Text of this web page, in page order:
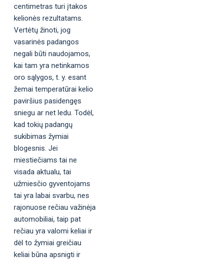
centimetras turi įtakos
kelionės rezultatams.
Vertėtų žinoti, jog
vasarinės padangos
negali būti naudojamos,
kai tam yra netinkamos
oro sąlygos, t. y. esant
žemai temperatūrai kelio
paviršius pasidengęs
sniegu ar net ledu. Todėl,
kad tokių padangų
sukibimas žymiai
blogesnis. Jei
miestiečiams tai ne
visada aktualu, tai
užmiesčio gyventojams
tai yra labai svarbu, nes
rajonuose rečiau važinėja
automobiliai, taip pat
rečiau yra valomi keliai ir
dėl to žymiai greičiau
keliai būna apsnigti ir